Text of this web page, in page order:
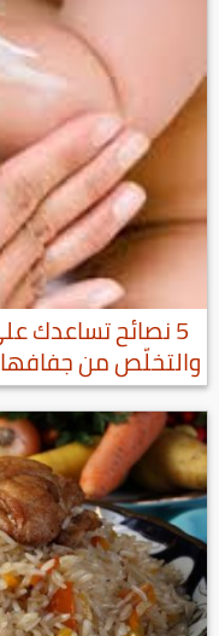
5 نصائح تساعدك
والتخلّص من